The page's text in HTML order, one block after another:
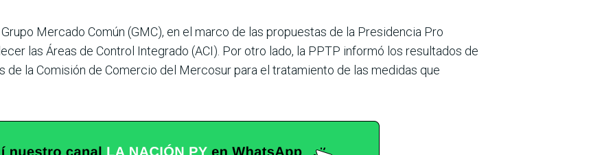
Mercado Común (GMC), en el marco de las propuestas de la Presidencia Pro
las Áreas de Control Integrado (ACI). Por otro lado, la PPTP informó los resultados de
de la Comisión de Comercio del Mercosur para el tratamiento de las medidas que